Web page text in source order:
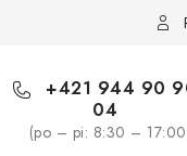
+421 944 90
04
(po – pi: 8:30 –